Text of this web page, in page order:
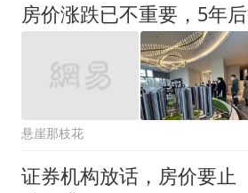
悬崖那枝花
证券机构放话，房价要止